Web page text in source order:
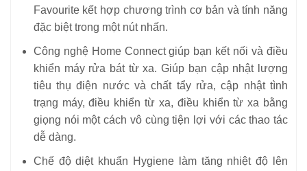
Favourite kết hợp chương trình cơ bản và tính năng
đặc biệt trong một nút nhấn.
Công nghệ Home Connect giúp bạn kết nối và điều
khiển máy rửa bát từ xa. Giúp bạn cập nhật lượng
tiêu thụ điện nước và chất tẩy rửa, cập nhật tình
trạng máy, điều khiển từ xa, điều khiển từ xa bằng
giọng nói một cách vô cùng tiện lợi với các thao tác
dễ dàng.
Chế độ diệt khuẩn Hygiene làm tăng nhiệt độ lên